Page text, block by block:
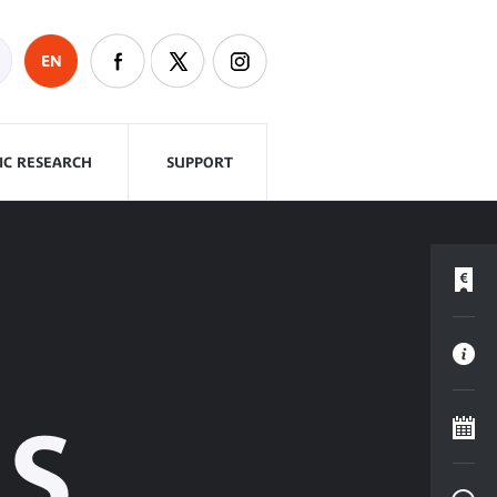
EN
RESEARCH SUPPORT